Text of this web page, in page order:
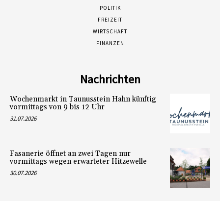
POLITIK
FREIZEIT
WIRTSCHAFT
FINANZEN
Nachrichten
Wochenmarkt in Taunusstein Hahn künftig
vormittags von 9 bis 12 Uhr
31.07.2026
Fasanerie öffnet an zwei Tagen nur
vormittags wegen erwarteter Hitzewelle
30.07.2026